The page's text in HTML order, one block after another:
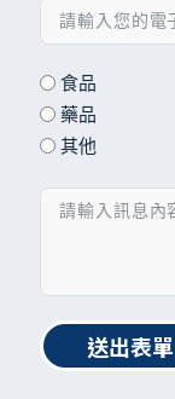
食品
藥品
其他
送出表單